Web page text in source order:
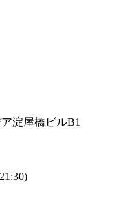
淀屋橋ビルB1